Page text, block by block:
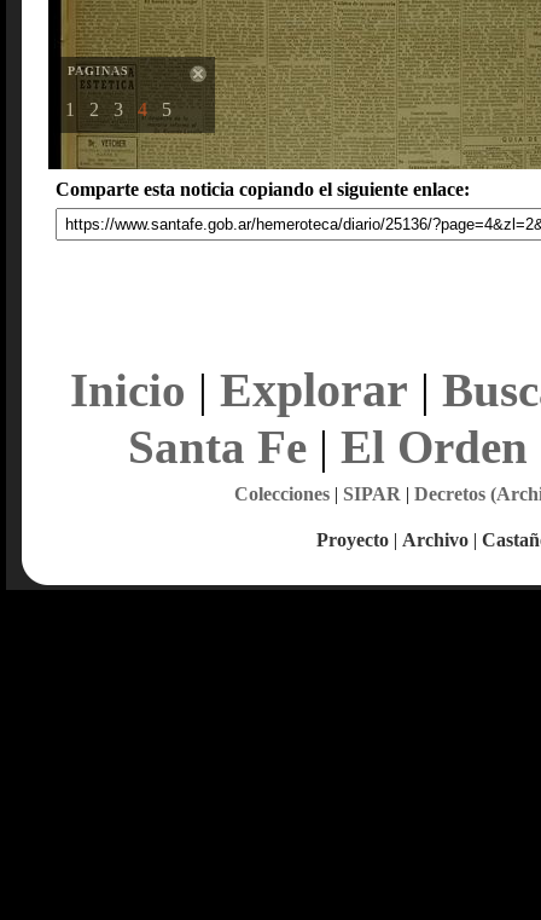
PAGINAS
1 2 3 4 5
Comparte esta noticia copiando el siguiente enlace:
Inicio | Explorar |
Santa Fe| El Orden
Colecciones| SIPAR | Decretos
Proyecto | Archivo |